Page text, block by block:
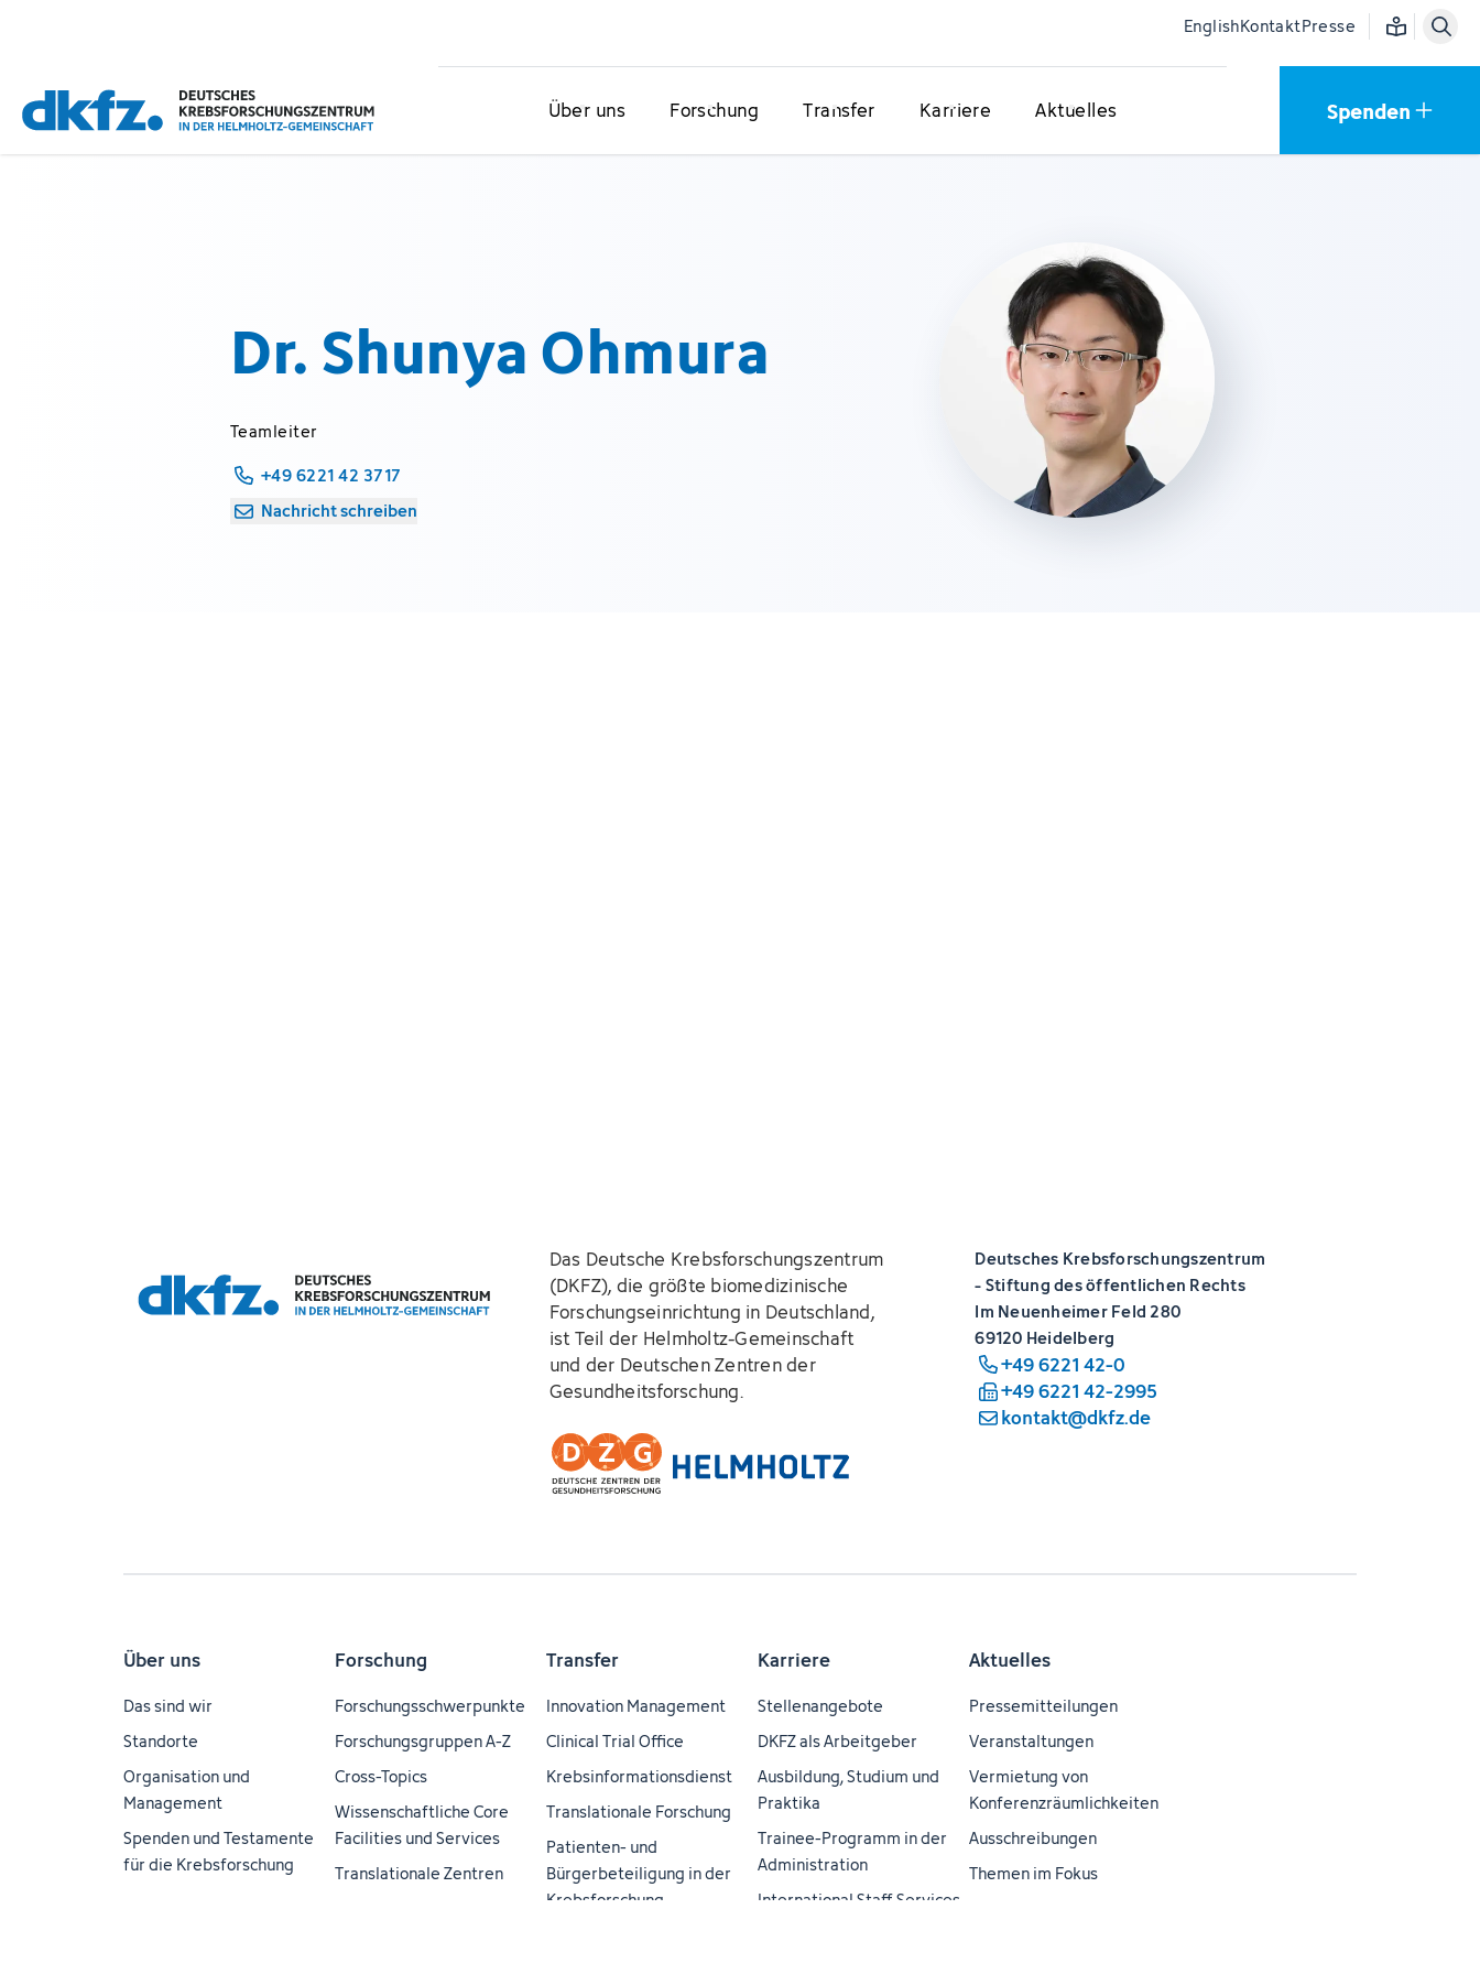
EnglishKontaktPresse Einfache
Über uns Forschung Transfer Karriere Aktuelles Spenden
Dr. Shunya Ohmura
Teamleiter
+49 6221 42 3717
Nachricht schreiben
Das Deutsche Krebsforschungszentrum
(DKFZ), die größte biomedizinische
Forschungseinrichtung in Deutschland,
ist Teil der Helmholtz-Gemeinschaft
und der Deutschen Zentren der
Gesundheitsforschung.
Deutsches Krebsforschungszentrum
- Stiftung des öffentlichen Rechts
Im Neuenheimer Feld 280
69120 Heidelberg
+49 6221 42-0
+49 6221 42-2995
kontakt@dkfz.de
Über uns
Das sind wir
Standorte
Organisation und
Management
Spenden und Testamente
für die Krebsforschung
Forschung
Forschungsschwerpunkte
Forschungsgruppen A-Z
Cross-Topics
Wissenschaftliche Core
Facilities und Services
Translationale Zentren
Transfer
Innovation Management
Clinical Trial Office
Krebsinformationsdienst
Translationale Forschung
Patienten- und
Bürgerbeteiligung in der
Krebsforschung
Karriere
Stellenangebote
DKFZ als Arbeitgeber
Ausbildung, Studium und
Praktika
Trainee-Programm in der
Administration
International Staff Services
Aktuelles
Pressemitteilungen
Veranstaltungen
Vermietung von
Konferenzräumlichkeiten
Ausschreibungen
Themen im Fokus